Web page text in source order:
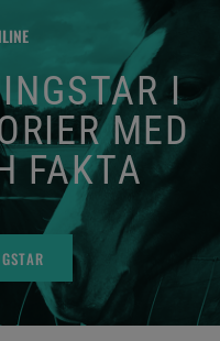
I
MED
FAKTA